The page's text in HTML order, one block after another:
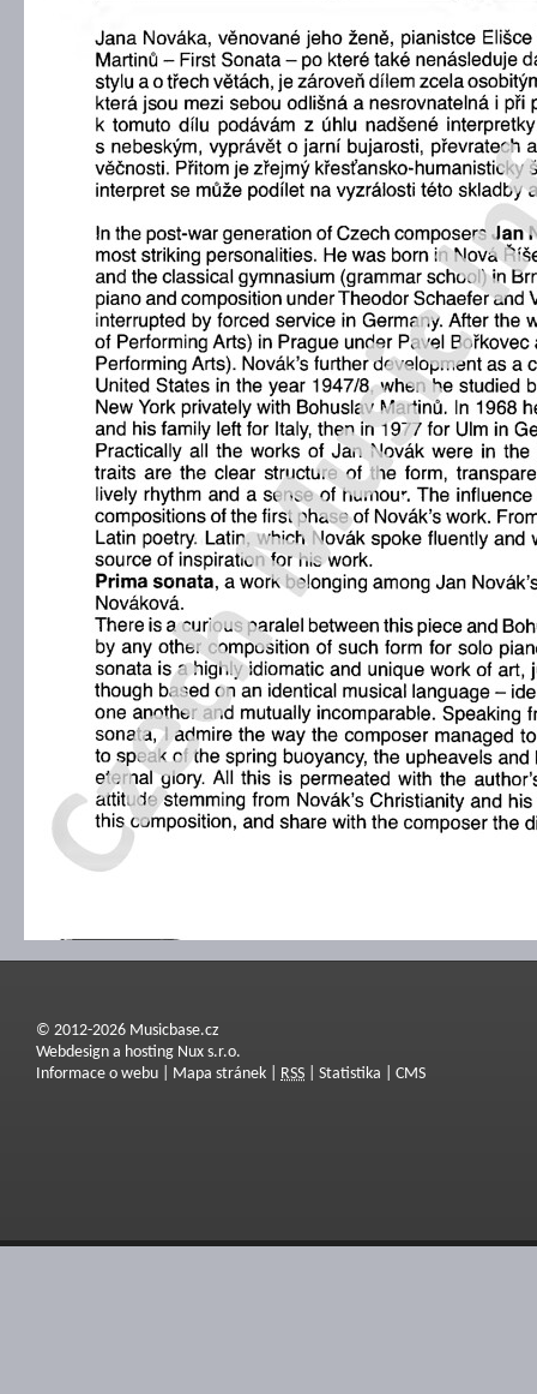
© 2012-2026 Musicbase.cz
Webdesign a hosting Nux s.r.o.
Informace o webu
Mapa stránek RSS Statistika CMS